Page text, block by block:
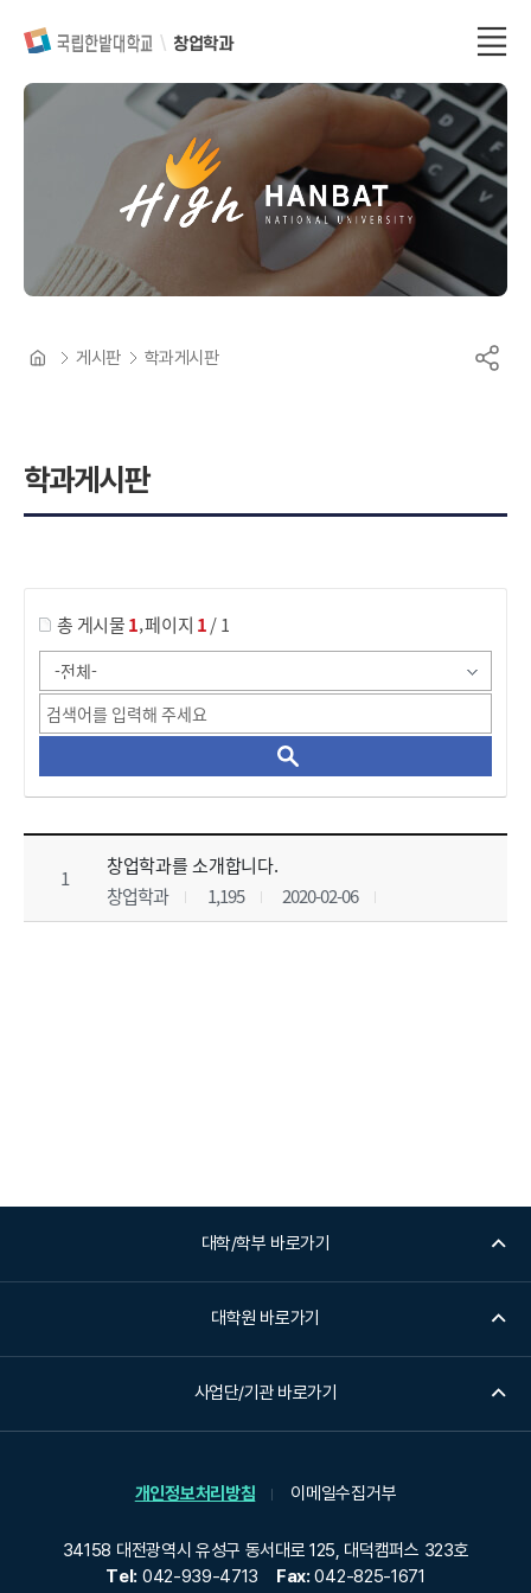
창업학과
학과게시판
게시판 학과게시판
총 게시물1,페이지 1/ 1
학과게시판 목록 으로 번호, 제목, 작성자, 조회수, 등록 일, 첨부파일로 나열 되고 있습니다.
1
창업학과를 소개합니다.
창업학과
1,195 2020-02-06
대학/학부 바로가기
대학원 바로가기
사업단/기관 바로가기
개인정보처리방침 이메일수집거부
34158 대전광역시 유성구 동서대로 125, 대덕캠퍼스 323호
Tel: 042-939-4713 Fax: 042-825-1671